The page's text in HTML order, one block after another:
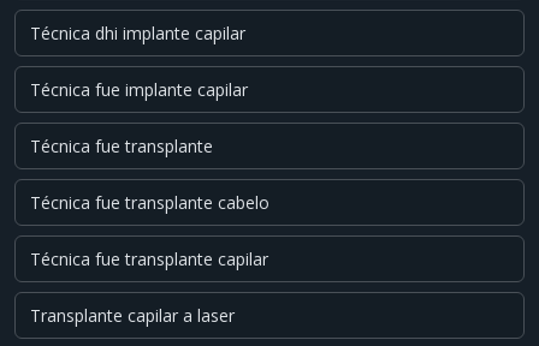
Técnica dhi implante capilar
Técnica fue implante capilar
Técnica fue transplante
Técnica fue transplante cabelo
Técnica fue transplante capilar
Transplante capilar a laser